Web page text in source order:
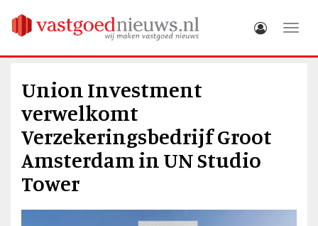
Union Investment
verwelkomt
Verzekeringsbedrijf Groot
Amsterdam in UN Studio
Tower